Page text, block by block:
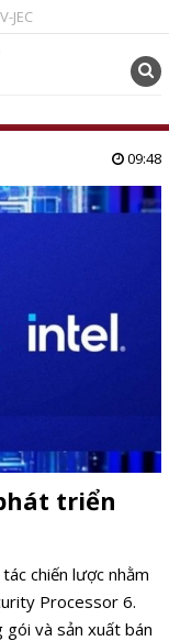
JEC
09:48
triển
chiến lược nhằm
Processor 6.
và sản xuất bán